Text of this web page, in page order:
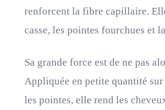
renforcent la fibre capillaire.
casse, les pointes fourchues et
Sa grande force est de ne pas
Appliquée en petite quantité
les pointes, elle rend les